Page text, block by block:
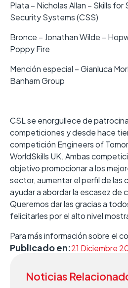
Plata – Nicholas Allan – Skills
Security Systems (CSS)
Bronce – Jonathan Wilde –
Poppy Fire
Mención especial – Gianluca
Banham Group
CSL se enorgullece de
competiciones y desde hace
competición Engineers of
WorldSkills UK. Ambas
objetivo promocionar a los
sector, aumentar el perfil de las
ayudar a abordar la escasez de
Queremos dar las gracias a
felicitarles por el alto nivel
Para más información sobre el
Publicado en:21 Diciembre
Noticias